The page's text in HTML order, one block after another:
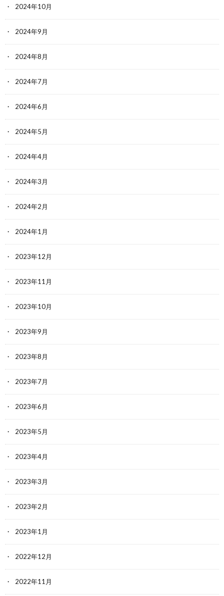
2024年10月
2024年9月
2024年8月
2024年7月
2024年6月
2024年5月
2024年4月
2024年3月
2024年2月
2024年1月
2023年12月
2023年11月
2023年10月
2023年9月
2023年8月
2023年7月
2023年6月
2023年5月
2023年4月
2023年3月
2023年2月
2023年1月
2022年12月
2022年11月